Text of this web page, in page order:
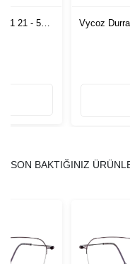
21 - 54
Vycoz
SON BAKTIĞINIZ